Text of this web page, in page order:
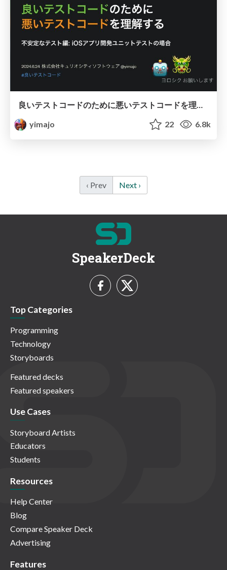
良いテストコードのために悪いテストコードを理解する - 不安定なテスト編: iOSアプリ開発ユニットテストの場合
yimajo
22 6.8k
‹ Prev Next ›
SpeakerDeck
Top Categories
Programming
Technology
Storyboards
Featured decks
Featured speakers
Use Cases
Storyboard Artists
Educators
Students
Resources
Help Center
Blog
Compare Speaker Deck
Advertising
Features